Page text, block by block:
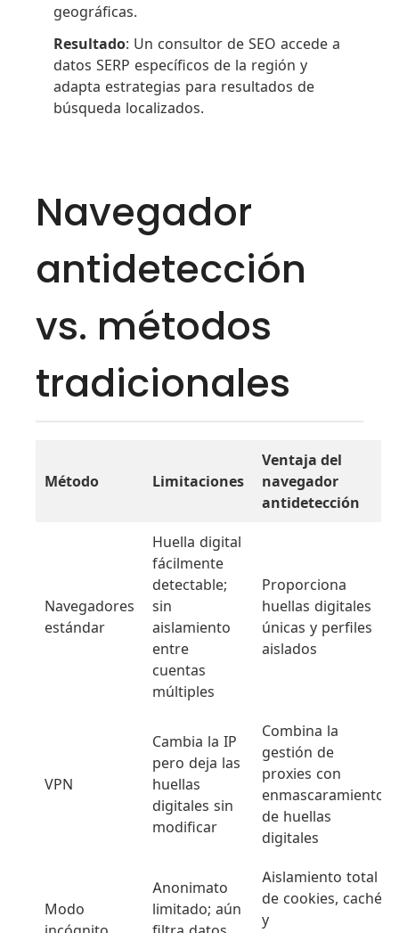
geográficas.
Resultado: Un consultor de SEO accede a
datos SERP específicos de la región y
adapta estrategias para resultados de
búsqueda localizados.
Navegador
antidetección
vs. métodos
tradicionales
Método Limitaciones
Ventaja del
navegador
antidetección
Navegadores
estándar
Huella digital
fácilmente
detectable;
sin
aislamiento
entre
cuentas
múltiples
Proporciona
huellas digitales
únicas y perfiles
aislados
VPN
Cambia la IP
pero deja las
huellas
digitales sin
modificar
Combina la
gestión de
proxies con
enmascaramiento
de huellas
digitales
Modo
Anonimato
limitado; aún
Aislamiento total
de cookies, caché
y